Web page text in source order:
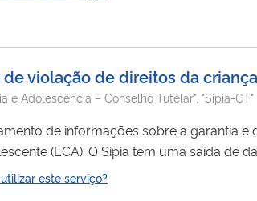
violação de direitos da
e Adolescência – Conselho Tutelar", "Sipia-CT"
de informações sobre a garantia e
(ECA). O Sipia tem uma saída de
para formulação de políticas públicas no
as demandas sobre violação ou
este serviço?